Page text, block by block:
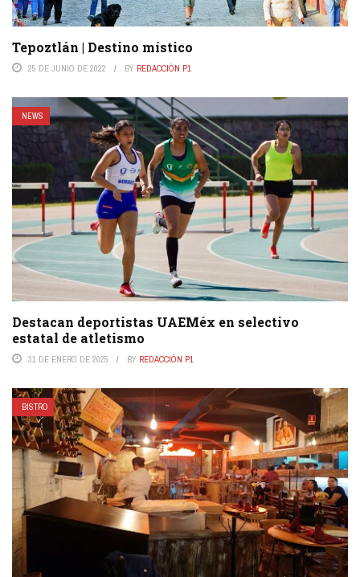
Tepoztlán | Destino místico
25 DE JUNIO DE 2022 BY REDACCIÓN P1
NEWS
Destacan deportistas UAEMéx en selectivo
estatal de atletismo
31 DE ENERO DE 2025 BY REDACCIÓN P1
BISTRO